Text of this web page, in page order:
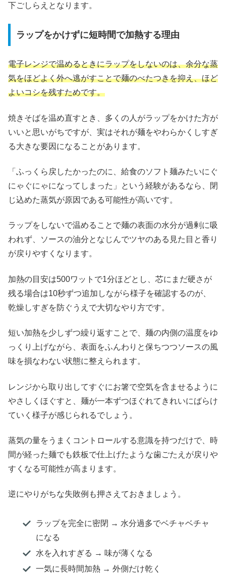
下ごしらえとなります。
ラップをかけずに短時間で加熱する理由
電子レンジで温めるときにラップをしないのは、余分な蒸
気をほどよく外へ逃がすことで麺のべたつきを抑え、ほど
よいコシを残すためです。
焼きそばを温め直すとき、多くの人がラップをかけた方が
いいと思いがちですが、実はそれが麺をやわらかくしすぎ
る大きな要因になることがあります。
「ふっくら戻したかったのに、給食のソフト麺みたいにぐ
にゃぐにゃになってしまった」という経験があるなら、閉
じ込めた蒸気が原因である可能性が高いです。
ラップをしないで温めることで麺の表面の水分が過剰に吸
われず、ソースの油分となじんでツヤのある見た目と香り
が戻りやすくなります。
加熱の目安は500ワットで1分ほどとし、芯にまだ硬さが
残る場合は10秒ずつ追加しながら様子を確認するのが、
乾燥しすぎを防ぐうえで大切なやり方です。
短い加熱を少しずつ繰り返すことで、麺の内側の温度をゆ
っくり上げながら、表面をふんわりと保ちつつソースの風
味を損なわない状態に整えられます。
レンジから取り出してすぐにお箸で空気を含ませるように
やさしくほぐすと、麺が一本ずつほぐれてきれいにばらけ
ていく様子が感じられるでしょう。
蒸気の量をうまくコントロールする意識を持つだけで、時
間が経った麺でも鉄板で仕上げたような歯ごたえが戻りや
すくなる可能性が高まります。
逆にやりがちな失敗例も押さえておきましょう。
ラップを完全に密閉 → 水分過多でベチャベチャ
になる
水を入れすぎる → 味が薄くなる
一気に長時間加熱 → 外側だけ乾く